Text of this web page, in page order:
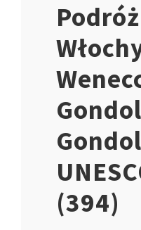
(394)